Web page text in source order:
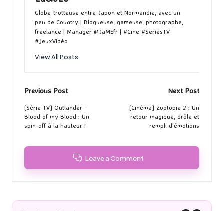
Globe-trotteuse entre Japon et Normandie, avec un
peu de Country | Blogueuse, gameuse, photographe,
freelance | Manager @JaMEfr | #Cine #SeriesTV
#JeuxVidéo
View All Posts
Post
navigation
Previous Post
[Série TV] Outlander –
Blood of my Blood : Un
spin-off à la hauteur !
Next Post
[Cinéma] Zootopie 2 : Un
retour magique, drôle et
rempli d’émotions
Leave a Comment